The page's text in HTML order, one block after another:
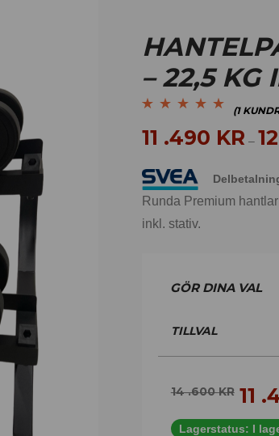
– 22,5 KG
5 baserat på
kundrecension
(1
11 .490 KR –
Runda Premium
inkl. stativ.
TILLVAL
14 .600KR 11
Lagerstatus: I